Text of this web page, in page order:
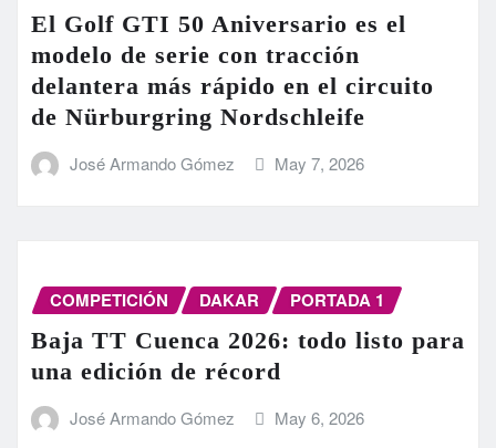
El Golf GTI 50 Aniversario es el
modelo de serie con tracción
delantera más rápido en el circuito
de Nürburgring Nordschleife
José Armando Gómez May 7, 2026
COMPETICIÓN DAKAR PORTADA 1
Baja TT Cuenca 2026: todo listo para
una edición de récord
José Armando Gómez May 6, 2026